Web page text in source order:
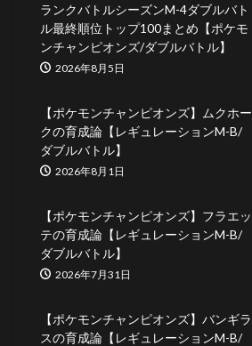
ランクバトルシーズンM-4ダブルバト
ル最終順位トップ100まとめ【ポケモ
ンチャンピオンズ/ダブルバトル】
2026年8月5日
【ポケモンチャンピオンズ】ムクホー
クの育成論【レギュレーションM-B/
ダブルバトル】
2026年8月1日
【ポケモンチャンピオンズ】フラエッ
テの育成論【レギュレーションM-B/
ダブルバトル】
2026年7月31日
【ポケモンチャンピオンズ】バンギラ
スの育成論【レギュレーションM-B/